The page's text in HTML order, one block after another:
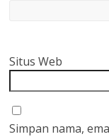
Situs Web
Simpan nama,